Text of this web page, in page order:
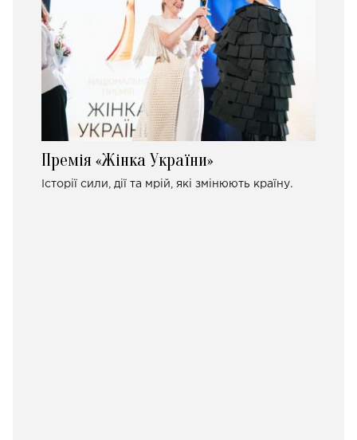
Премія «Жінка України»
Історії сили, дії та мрій, які змінюють країну.